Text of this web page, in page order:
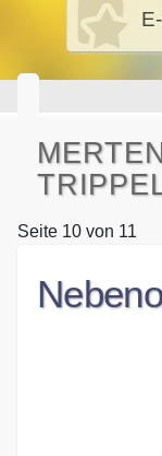
Seite 10 von 11